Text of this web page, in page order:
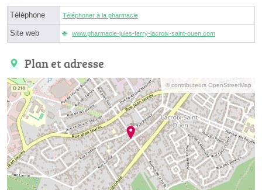
Téléphone Téléphoner à la pharmacie
Site web www.pharmacie-jules-ferry-lacroix-saint-ouen.com
Plan et adresse
© contributeurs OpenStreetMap